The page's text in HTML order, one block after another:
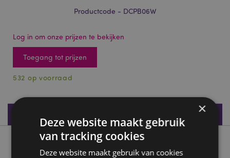
Productcode - DCPB06W
Log in om onze prijzen te bekijken
Toegang tot prijzen
532 op voorraad
Product beschrijving
×
Deze website maakt gebruik
van tracking cookies
Deze website maakt gebruik van cookies